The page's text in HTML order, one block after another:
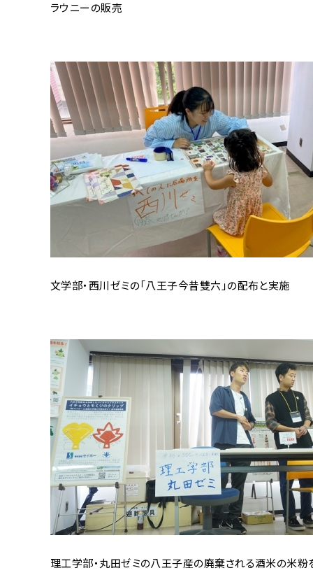
ラウニーの販売
文学部・西川ゼミの「八王子今昔雙六」の配布と実施
理工学部・丸田ゼミの八王子産の廃棄される酒米の米粉